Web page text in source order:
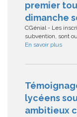
premier
dimanche
CGénial - Les
subvention, sont
En savoir plus
lycéens
ambitieux